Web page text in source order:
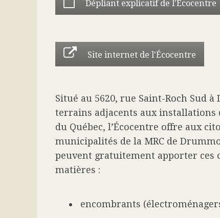
Dépliant explicatif de l'Écocentre
Site internet de l'Écocentre
Situé au 5620, rue Saint-Roch Sud
terrains adjacents aux installations
du Québec, l’Écocentre offre aux
municipalités de la MRC de
peuvent gratuitement apporter ces
matières :
encombrants